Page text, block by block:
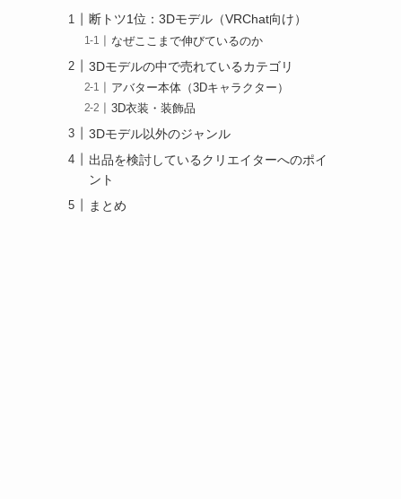
断トツ1位：3Dモデル（VRChat向け）
なぜここまで伸びているのか
3Dモデルの中で売れているカテゴリ
アバター本体（3Dキャラクター）
3D衣装・装飾品
3Dモデル以外のジャンル
出品を検討しているクリエイターへのポイ
ント
まとめ